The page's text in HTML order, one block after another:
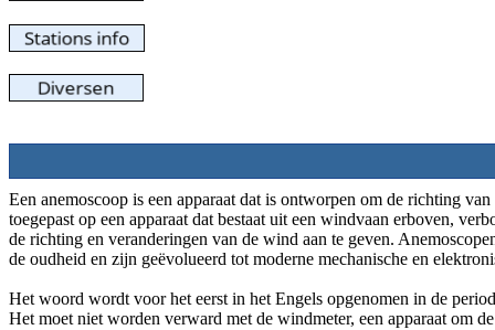
Een anemoscoop is een apparaat dat is ontworpen om de richting
toegepast op een apparaat dat bestaat uit een windvaan erboven,
de richting en veranderingen van de wind aan te geven.
de oudheid en zijn geëvolueerd tot moderne mechanische en
Het woord wordt voor het eerst in het Engels opgenomen in de
Het moet niet worden verward met de windmeter, een apparaat om